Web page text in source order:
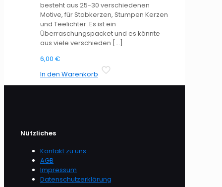
besteht aus 25-30 verschiedenen
Motive, für Stabkerzen, Stumpen Kerzen
und Teelichter. Es ist ein
Überraschungspacket und es könnte
aus viele verschieden […]
6,00 €
In den Warenkorb
Nützliches
Kontakt zu uns
AGB
Impressum
Datenschutzerklärung